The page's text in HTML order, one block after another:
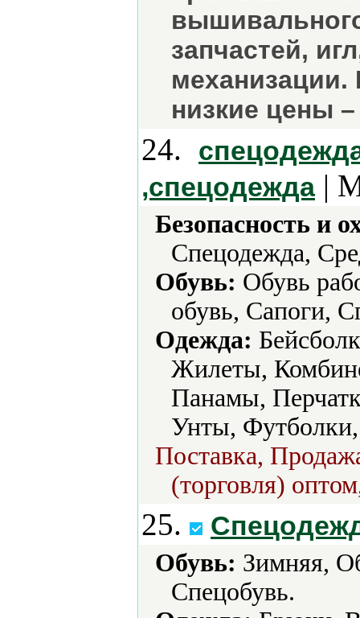
запчастей,
механизации.
низкие цены
24.
,спецодежда|
Безопасность и
Спецодежда,
Обувь: Обувь
обувь, Сапоги,
Одежда:
Жилеты,
Панамы,
Унты,
Поставка,
(торговля)
25.
Обувь: Зимняя,
Спецобувь.